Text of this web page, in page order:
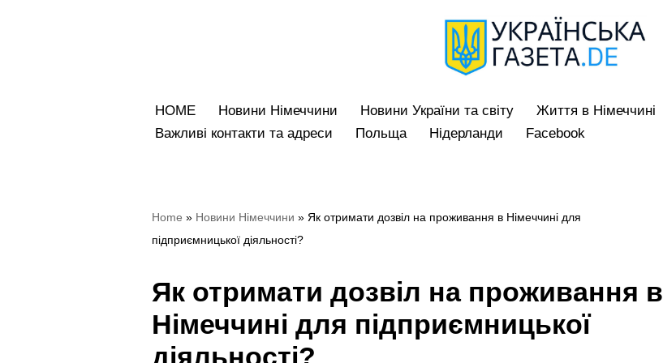
HOME
Новини Німеччини Hовини України та світу Життя в Німеччині
Bажливі контакти та адреси
Польща Нідерланди Facebook
Home » Новини Німеччини » Як отримати дозвіл на проживання в Німеччині для
підприємницької діяльності?
Як отримати дозвіл на проживання в
Німеччині для підприємницької
діяльності?